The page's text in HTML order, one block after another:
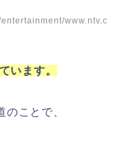
www.ntv.c
います。
ことで、